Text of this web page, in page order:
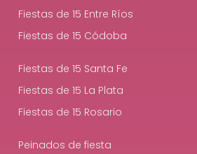
Fiestas de 15 Entre Ríos
Fiestas de 15 Códoba
Fiestas de 15 Santa Fe
Fiestas de 15 La Plata
Fiestas de 15 Rosario
Peinados de fiesta